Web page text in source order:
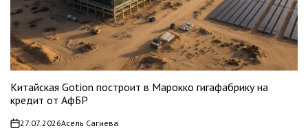
Китайская Gotion построит в Марокко гигафабрику на
кредит от АфБР
on27.07.2026Асель Сагиева